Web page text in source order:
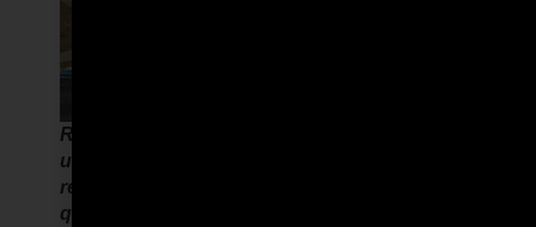
Roberto Zullino em prova com a réplica de
um Porsche Spyder, semelhante ao que
recebeu como pagamento de uma dívida, e
que o levou para o automobilismo. (crédito: